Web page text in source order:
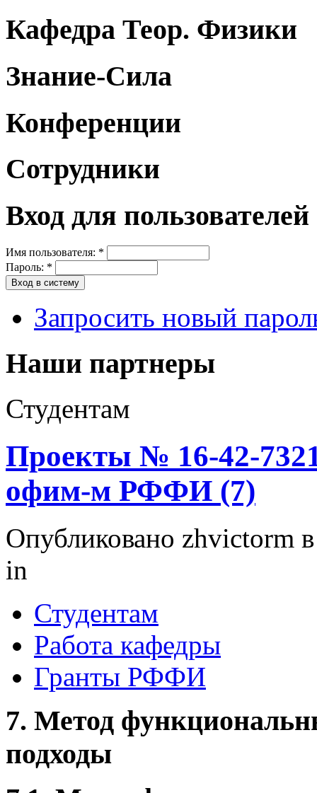
Кафедра Теор. Физики
Знание-Сила
Конференции
Сотрудники
Вход для пользователей
Имя пользователя: *
Пароль: *
Запросить новый
Наши партнеры
Студентам
Проекты № 16-42-
офим-м РФФИ (7)
Опубликовано zhvictorm
in
Студентам
Работа кафедры
Гранты РФФИ
7. Метод
подходы